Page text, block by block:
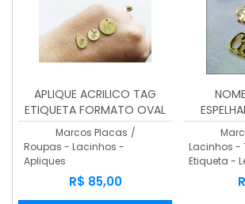
APLIQUE ACRILICO TAG
ETIQUETA FORMATO OVAL
3,00 cms x 1,0 cms 100
Unidades
Marcos Placas /
Roupas - Lacinhos -
Apliques
R$ 85,00
Lacinhos -
Etiqueta -